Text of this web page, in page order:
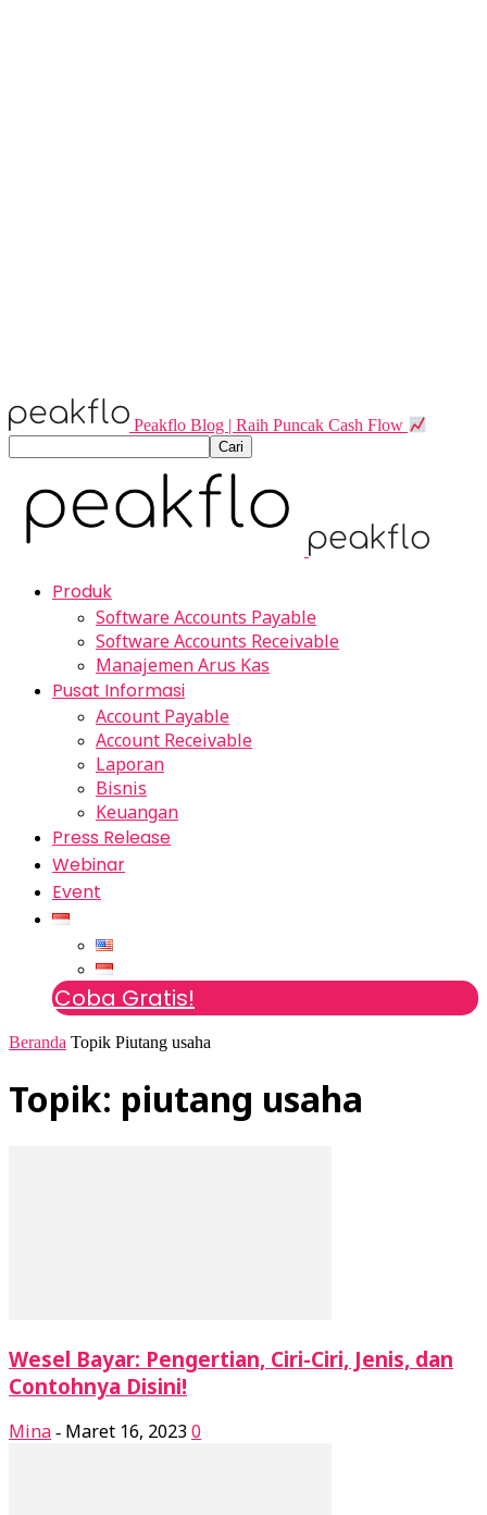
Peakflo Blog | Raih Puncak Cash Flow
Produk
Software Accounts Payable
Software Accounts Receivable
Manajemen Arus Kas
Pusat Informasi
Account Payable
Account Receivable
Laporan
Bisnis
Keuangan
Press Release
Webinar
Event
Coba Gratis!
Beranda Topik Piutang usaha
Topik: piutang usaha
Wesel Bayar: Pengertian, Ciri-Ciri, Jenis, dan
Contohnya Disini!
Mina - Maret 16, 20230